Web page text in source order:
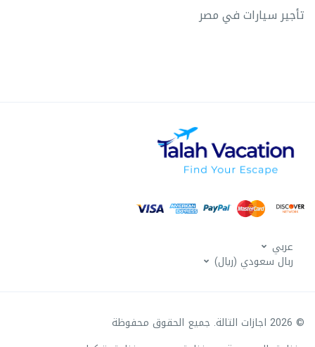
تأجير سيارات في مصر
عربي
ربال سعودي (ريال)
© 2026 اجازات التالة. جميع الحقوق محفوظة